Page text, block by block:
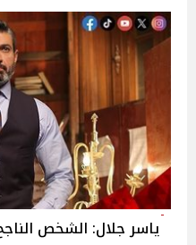
ياسر جلال: الشخص